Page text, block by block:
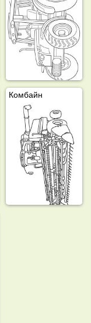
Комбайн